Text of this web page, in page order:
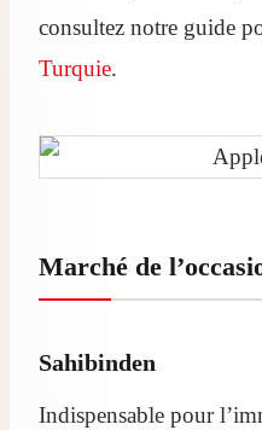
consultez notre guide
Turquie.
Marché de
Sahibinden
Indispensable pour